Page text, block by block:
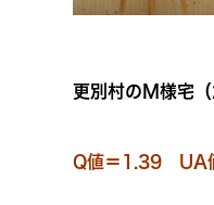
更別村のＭ様宅
Q値＝1.39 UA